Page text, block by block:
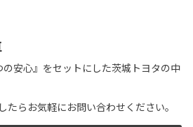
。
の安心』をセットにした茨城トヨタの中
たらお気軽にお問い合わせください。